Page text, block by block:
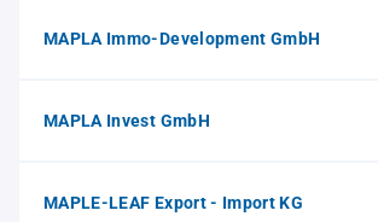
MAPLA Immo-Development GmbH
MAPLA Invest GmbH
MAPLE-LEAF Export - Import KG